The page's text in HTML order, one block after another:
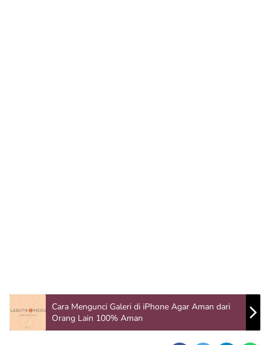
Cara Mengunci Galeri di iPhone Agar Aman dari
Orang Lain 100% Aman